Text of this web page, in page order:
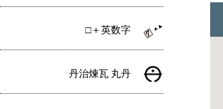
□＋英数字
丹治煉瓦 丸丹